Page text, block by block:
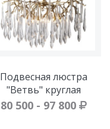
Подвесная люстра
"Ветвь" круглая
80 500 - 97 800